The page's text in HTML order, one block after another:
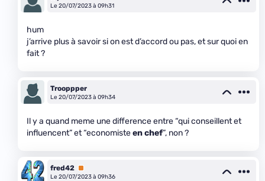
Le 20/07/2023 à 09h31
hum
j’arrive plus à savoir si on est d’accord ou pas, et sur quoi en
fait ?
Trooppper
Le 20/07/2023 à 09h34
Il y a quand meme une difference entre “qui conseillent et
influencent” et “economisteen chef”, non ?
fred42 Premium
Le 20/07/2023 à 09h36